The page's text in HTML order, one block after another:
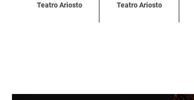
Teatro Ariosto Teatro Ariosto